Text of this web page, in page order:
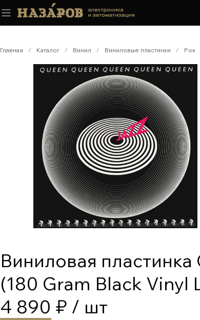
Главная / Каталог / Винил / Виниловые пластинки / Рок
Виниловая пластинка
(180 Gram Black Vinyl
4 890 ₽ / шт